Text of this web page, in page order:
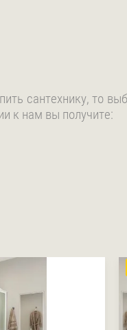
сантехнику, то
к нам вы получите: